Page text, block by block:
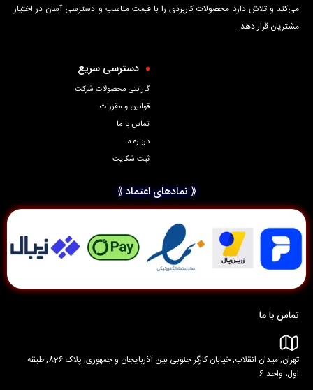
می‌کند و تلاش دارد محصولات کاربردی را با قیمت مناسب و دسترسی آسان در اختیار
مشتریان قرار دهد.
دسترسی سریع
گارانتی محصولات شرکت
قوانین و مقررات
تماس با ما
درباره ما
ثبت شکایت
⟪ نمادهای اعتماد ⟫
تماس با ما
تهران, میدان انقلاب, خیابان کارگر جنوبی بین آذربایجان و جمهوری, پلاک 826, طبقه
اول، واحد 6